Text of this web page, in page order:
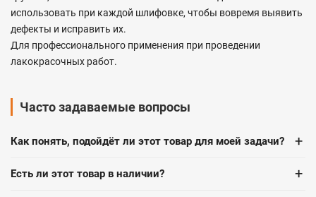
использовать при каждой шлифовке, чтобы вовремя выявить
дефекты и исправить их.
Для профессионального применения при проведении
лакокрасочных работ.
Часто задаваемые вопросы
Как понять, подойдёт ли этот товар для моей задачи? +
Есть ли этот товар в наличии? +